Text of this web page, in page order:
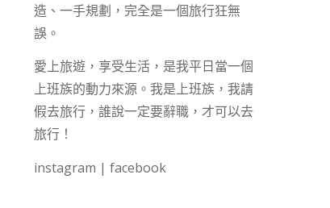
造、一手規劃，完全是一個旅行狂無
誤。
愛上旅遊，享受生活，是我平日當一個
上班族的動力來源。我是上班族，我請
假去旅行，誰說一定要辭職，才可以去
旅行！
instagram | facebook